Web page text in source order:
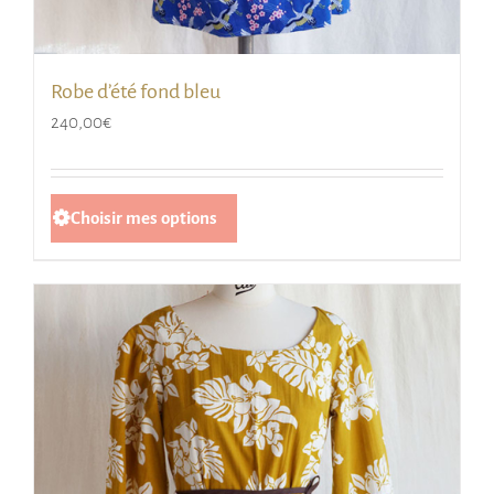
Robe d’été fond bleu
240,00€
Choisir mes options
produit
plusieurs
variations.
Les
options
peuvent
être
choisies